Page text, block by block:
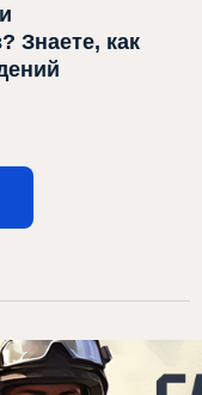
Знаете, как